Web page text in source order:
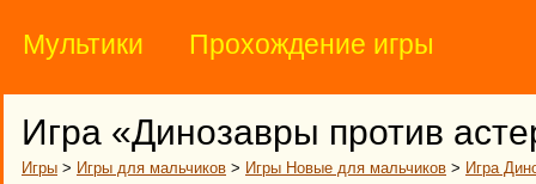
Мультики Прохождение игры
Игра «Динозавры против
Игры > Игры для мальчиков > Игры Новые для мальчиков > Игра